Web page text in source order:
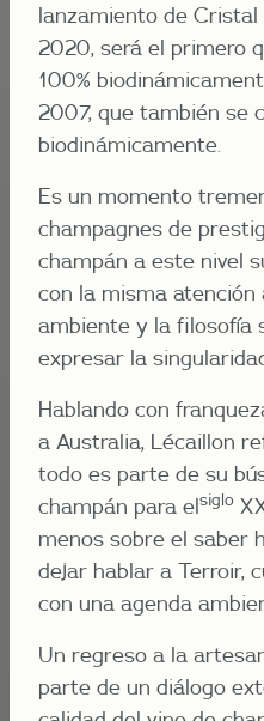
lanzamiento de Cristal
2020, será el primero
100%
2007, que también se
biodinámicamente.
Es un momento
champagnes de
champán a este nivel
con la misma
ambiente y la filosofía
expresar la
Hablando con
a Australia, Lécaillon
todo es parte de su
champán para elsiglo
menos sobre el saber
dejar hablar a Terroir,
con una agenda
Un regreso a la
parte de un diálogo